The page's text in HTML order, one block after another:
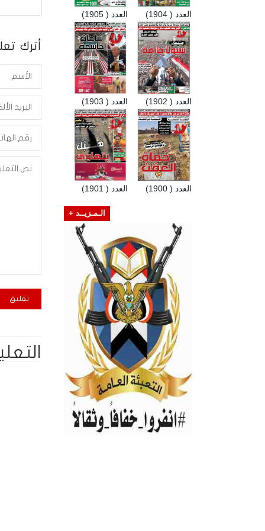
أترك
العدد ( 1905) العدد ( 1904)
العدد ( 1903) العدد ( 1902)
العدد ( 1901) العدد ( 1900)
الـمـزيــد +